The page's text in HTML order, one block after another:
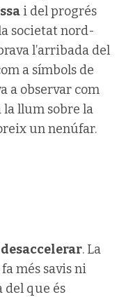
i del progrés
societat nord-
l’arribada del
a símbols de
a observar com
la llum sobre la
un nenúfar.
. La
més savis ni
del que és